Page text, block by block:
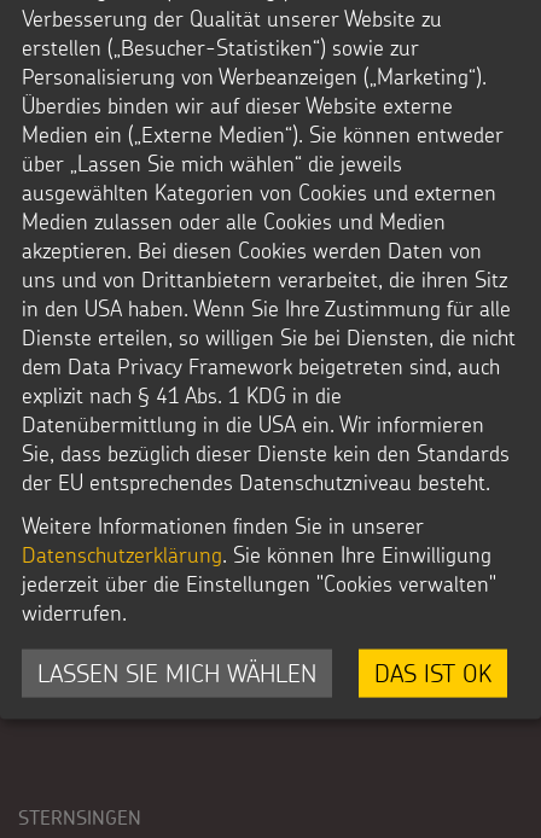
NACH OBEN
Kindermissionswerk Die Sternsinger e.V.
Stephanstraße 35
52064 Aachen
Telefon: + 49 241.44 61-0
kontakt@sternsinger.de
Spendenkonto
Kindermissionswerk Die Sternsinger e.V.
IBAN: DE95 3706 0193 0000 0010 31
BIC: GENODED1PAX
Pax-Bank für Kirche und Caritas eG
Das Kindermissionswerk Die Sternsinger e.V.
ist laut letztem Bescheid des Finanzamts
Aachen-Stadt nach §5 Abs. 1 Nr. 9 KStg.
unter der Steuernummer 201/5902/3626
von der Körperschaftssteuer befreit.
Zum Freistellungsbescheid
STERNSINGEN
Verbesserung der Qualität unserer Website zu
erstellen („Besucher-Statistiken“) sowie zur
Personalisierung von Werbeanzeigen („Marketing“).
Überdies binden wir auf dieser Website externe
Medien ein („Externe Medien“). Sie können entweder
über „Lassen Sie mich wählen“ die jeweils
ausgewählten Kategorien von Cookies und externen
Medien zulassen oder alle Cookies und Medien
akzeptieren. Bei diesen Cookies werden Daten von
uns und von Drittanbietern verarbeitet, die ihren Sitz
in den USA haben. Wenn Sie Ihre Zustimmung für alle
Dienste erteilen, so willigen Sie bei Diensten, die nicht
dem Data Privacy Framework beigetreten sind, auch
explizit nach § 41 Abs. 1 KDG in die
Datenübermittlung in die USA ein. Wir informieren
Sie, dass bezüglich dieser Dienste kein den Standards
der EU entsprechendes Datenschutzniveau besteht.
Weitere Informationen finden Sie in unserer
Datenschutzerklärung. Sie können Ihre Einwilligung
jederzeit über die Einstellungen "Cookies verwalten"
widerrufen.
LASSEN SIE MICH WÄHLEN DAS IST OK